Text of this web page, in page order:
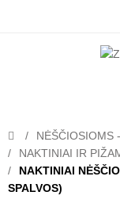
NĖŠČIOSIOMS
NAKTINIAI IR
NAKTINIAI
SPALVOS)